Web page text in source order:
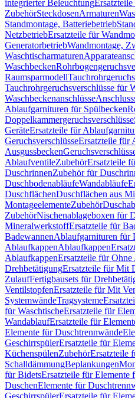
integrierter Beleuchtung
ZubehörSteckdosenArmaturen
Standmontage, Batteriebetrieb
NetzbetriebErsatzteile für
GeneratorbetriebWandmontage,
Waschtischarmaturen
Waschbecken
Raumsparmodell
Tauchrohrgeruchsverschlüsse für
Waschbeckenanschlüsse
Ablaufgarnituren für Spülbecken
Doppelkammergeruchsverschlüsse
GeräteErsatzteile für
GeruchsverschlüsseErsatzteile für
Ausgussbecken
AblaufventileZubehörErsatzteile
DuschrinnenZubehör für
DuschbodenabläufeWandabläufe
DuschflächenDuschflächen aus
MontageelementeZubehör
ZubehörNischenablageboxen für
MineralwerkstoffErsatzteile für
BadewannenAblaufgarnituren für
AblaufkappenAblaufkappen
AblaufkappenErsatzteile für
DrehbetätigungErsatzteile für Mit
ZulaufFertigbausets für
VentilstopfenErsatzteile für Mit
SystemwändeTragsysteme
für WaschtischeErsatzteile für
WandablaufErsatzteile für
Elemente für Duschtrennwände
GeschirrspülerErsatzteile für
KüchenspülenZubehörErsatzteile
SchalldämmungBeplankungen
für BidetsErsatzteile für Elemente
DuschenElemente für
GeschirrspülerErsatzteile für